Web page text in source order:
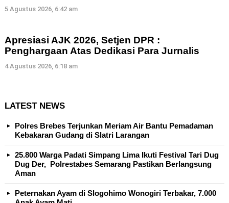
5 Agustus 2026, 6:42 am
Apresiasi AJK 2026, Setjen DPR :
Penghargaan Atas Dedikasi Para Jurnalis
4 Agustus 2026, 6:18 am
LATEST NEWS
Polres Brebes Terjunkan Meriam Air Bantu Pemadaman
Kebakaran Gudang di Slatri Larangan
25.800 Warga Padati Simpang Lima Ikuti Festival Tari Dug
Dug Der, Polrestabes Semarang Pastikan Berlangsung
Aman
Peternakan Ayam di Slogohimo Wonogiri Terbakar, 7.000